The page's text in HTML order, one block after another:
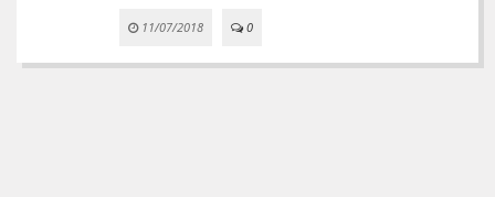
11/07/2018 0